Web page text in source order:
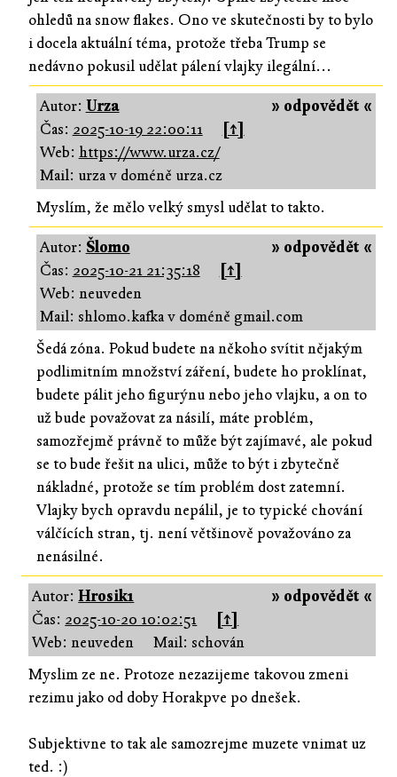
ohledů na snow flakes. Ono ve skutečnosti by to bylo
i docela aktuální téma, protože třeba Trump se
nedávno pokusil udělat pálení vlajky ilegální...
» odpovědět «
Autor: Urza
Čas: 2025-10-19 22:00:11
[↑]
Web: https://www.urza.cz/
Mail: urza v doméně urza.cz
Myslím, že mělo velký smysl udělat to takto.
» odpovědět «
Autor: Šlomo
Čas: 2025-10-21 21:35:18
[↑]
Web: neuveden
Mail: shlomo.kafka v doméně gmail.com
Šedá zóna. Pokud budete na někoho svítit nějakým
podlimitním množství záření, budete ho proklínat,
budete pálit jeho figurýnu nebo jeho vlajku, a on to
už bude považovat za násilí, máte problém,
samozřejmě právně to může být zajímavé, ale pokud
se to bude řešit na ulici, může to být i zbytečně
nákladné, protože se tím problém dost zatemní.
Vlajky bych opravdu nepálil, je to typické chování
válčících stran, tj. není většinově považováno za
nenásilné.
» odpovědět «
Autor:Hrosik1
Čas: 2025-10-20 10:02:51
[↑]
Web: neuveden
Mail: schován
Myslim ze ne. Protoze nezazijeme takovou zmeni
rezimu jako od doby Horakpve po dnešek.
Subjektivne to tak ale samozrejme muzete vnimat uz
ted. :)